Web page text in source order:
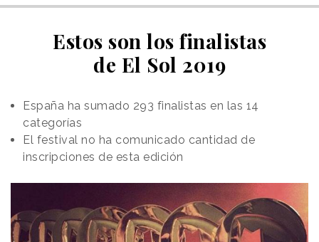
Estos son los finalistas
de El Sol 2019
España ha sumado 293 finalistas en las 14
categorías
El festival no ha comunicado cantidad de
inscripciones de esta edición